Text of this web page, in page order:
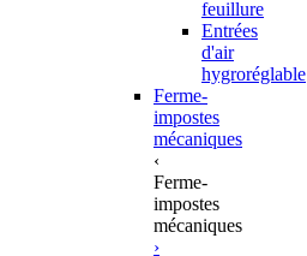
feuillure
Entrées
d'air
hygroréglable
Ferme-
impostes
mécaniques
‹
Ferme-
impostes
mécaniques
›